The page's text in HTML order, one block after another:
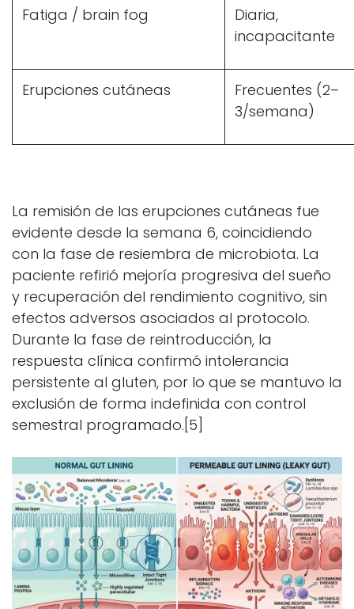
Fatiga / brain fog
Diaria,
incapacitante
Erupciones cutáneas
Frecuentes (2–
3/semana)
La remisión de las erupciones cutáneas fue
evidente desde la semana 6, coincidiendo
con la fase de resiembra de microbiota. La
paciente refirió mejoría progresiva del sueño
y recuperación del rendimiento cognitivo, sin
efectos adversos asociados al protocolo.
Durante la fase de reintroducción, la
respuesta clínica confirmó intolerancia
persistente al gluten, por lo que se mantuvo la
exclusión de forma indefinida con control
semestral programado.[5]